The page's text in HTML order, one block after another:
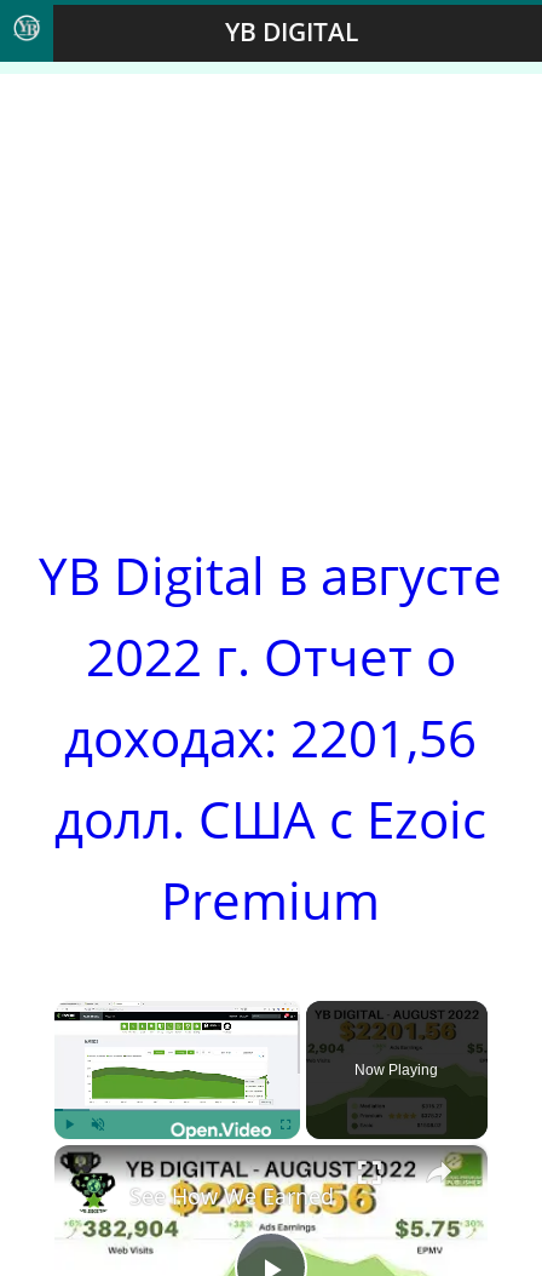
YB DIGITAL
YB Digital в августе
2022 г. Отчет о
доходах: 2201,56
долл. США с Ezoic
Premium
×
Play Unmute Fullscreen
Now Playing
×
See How We Earned $2200+ Passive